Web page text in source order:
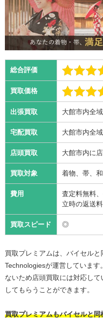
総合評価
買取価格
出張買取 大館市内全
宅配買取 大館市内全
店頭買取 大館市内に
買取対象 着物、帯、
費用
査定料無料
立時の返送
買取スピード ◎
買取プレミアムは、バイセルと
Technologiesが運営していま
ないため店頭買取には対応し
してもらうことができます。
買取プレミアムもバイセルと